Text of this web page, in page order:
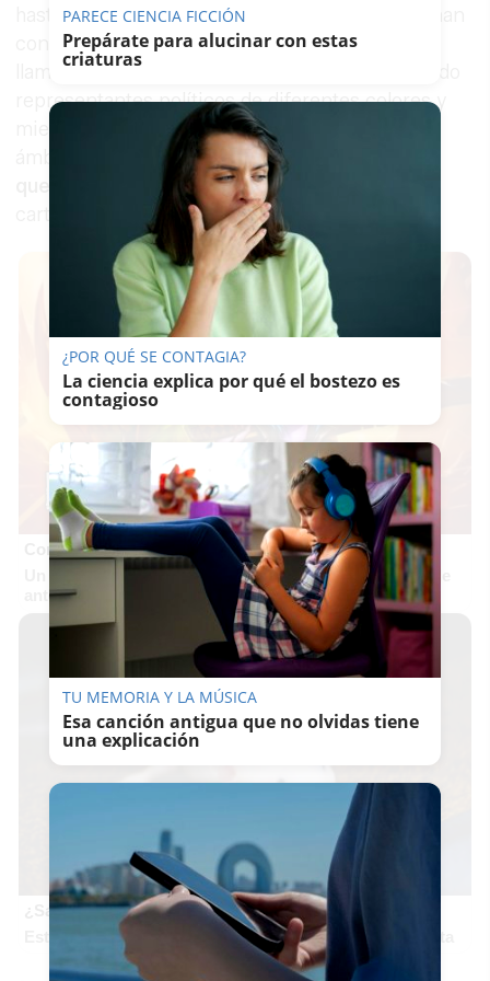
hasta la capital, diferentes colectivos de Jerez han
constituido la plataforma Violeta Abierta. A la
llamada de la asamblea recién nacida han acudido
representantes políticos de diferentes colores y
miembros de organizaciones y asociaciones de
ámbito local. Todos con una petición:
queremos vivas”, como rezaba en uno de los
carteles distribuidos a los asistentes.
Corepunk MMORPG
Un verdadero MMORPG de la vieja escuela ¡Cómo los de
antes, pero mejor!
¿Sabías que existen?
Estas criaturas existen y parecen sacadas de otro planeta
PARECE CIENCIA FICCIÓN
Prepárate para alucinar con estas
criaturas
¿POR QUÉ SE CONTAGIA?
La ciencia explica por qué el bostezo es
contagioso
TU MEMORIA Y LA MÚSICA
Esa canción antigua que no olvidas tiene
una explicación